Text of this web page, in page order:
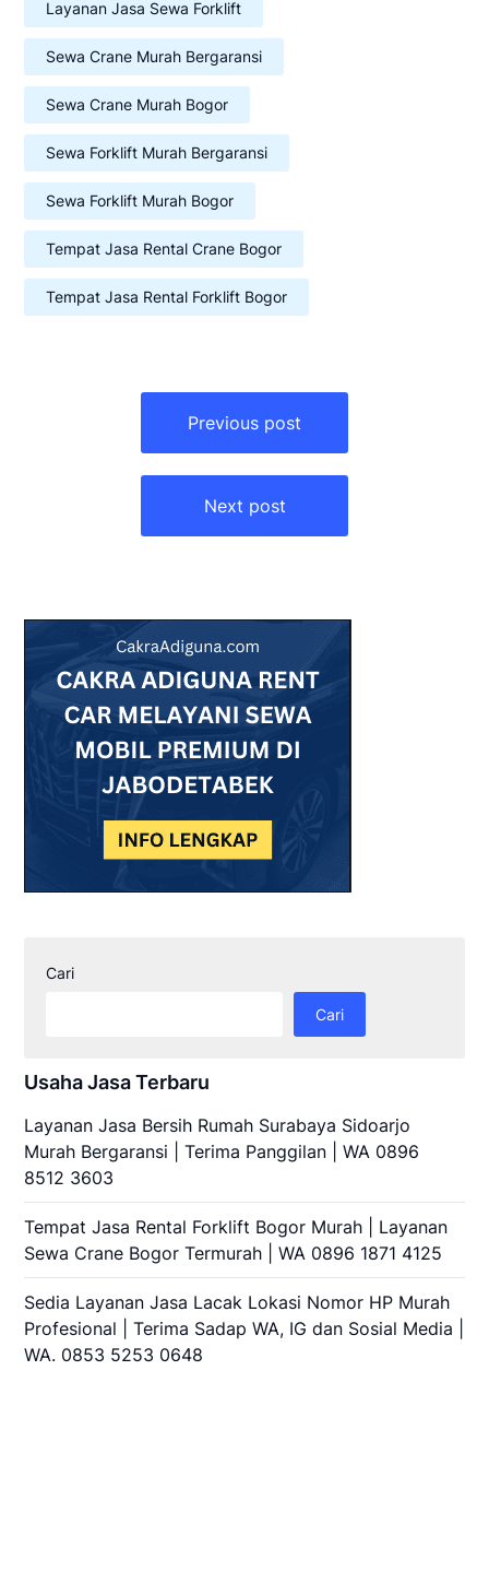
Layanan Jasa Sewa Forklift
Sewa Crane Murah Bergaransi
Sewa Crane Murah Bogor
Sewa Forklift Murah Bergaransi
Sewa Forklift Murah Bogor
Tempat Jasa Rental Crane Bogor
Tempat Jasa Rental Forklift Bogor
Previous post
Next post
Cari
Cari
Usaha Jasa Terbaru
Layanan Jasa Bersih Rumah Surabaya Sidoarjo
Murah Bergaransi | Terima Panggilan | WA 0896
8512 3603
Tempat Jasa Rental Forklift Bogor Murah | Layanan
Sewa Crane Bogor Termurah | WA 0896 1871 4125
Sedia Layanan Jasa Lacak Lokasi Nomor HP Murah
Profesional | Terima Sadap WA, IG dan Sosial Media |
WA. 0853 5253 0648